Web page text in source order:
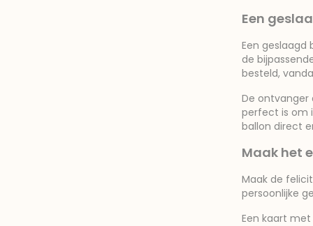
Een
Een geslaagd
de
besteld,
De ontvanger
perfect is om
ballon direct
Maak het
Maak de
persoonlijke
Een kaart